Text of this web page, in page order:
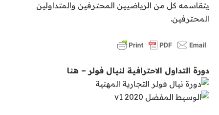
يتقاسمه كل من الرياضيين المحترفين والمتداولين
المحترفين.
دورة التداول الاحترافية لنيال فولر – هنا